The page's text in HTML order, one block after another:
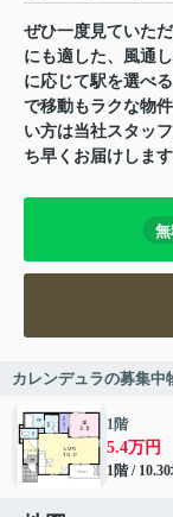
ぜひ一度見ていた
にも適した、風通
に応じて駅を選べ
で移動もラクな物
い方は当社スタッ
ち早くお届けします
カレンデュラの募集中
1階
5.4万円
1階 /